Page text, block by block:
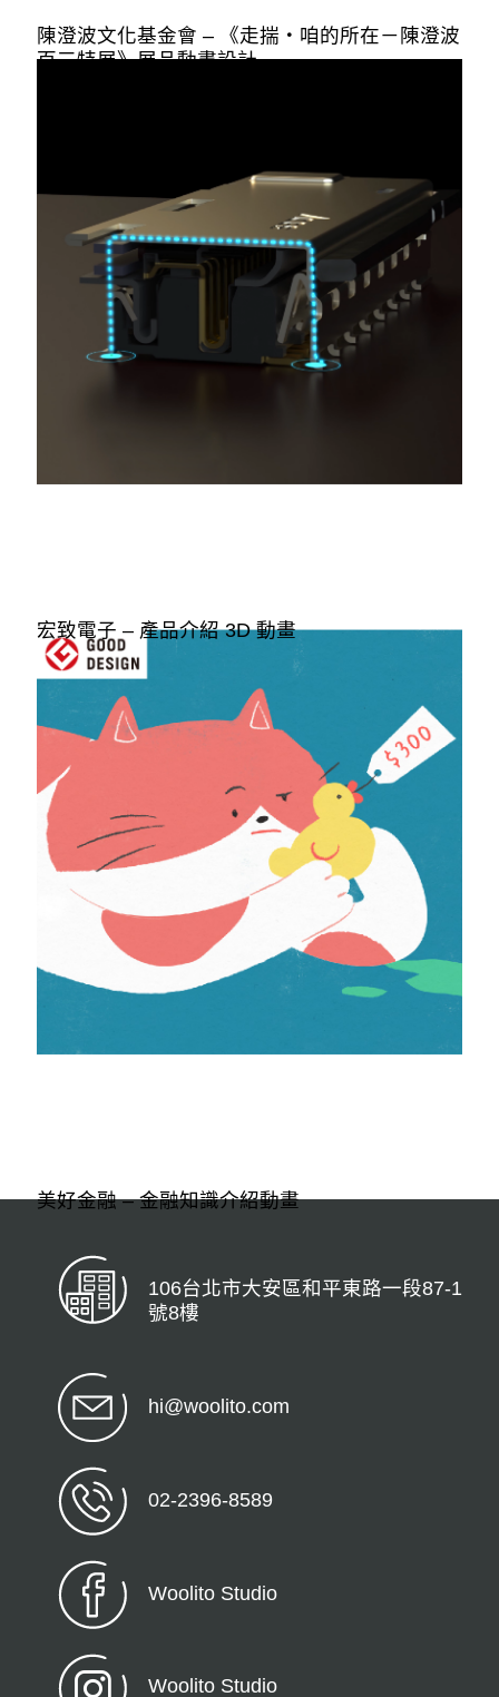
陳澄波文化基金會 – 《走揣・咱的所在－陳澄波
百三特展》展品動畫設計
宏致電子 – 產品介紹 3D 動畫
美好金融 – 金融知識介紹動畫
106台北市大安區和平東路一段87-1
號8樓
hi@woolito.com
02-2396-8589
Woolito Studio
Woolito Studio